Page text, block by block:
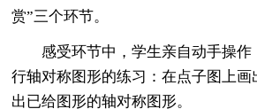
赏”三个环节。
感受环节中，学生亲自动手操作
行轴对称图形的练习：在点子图上
出已给图形的轴对称图形。